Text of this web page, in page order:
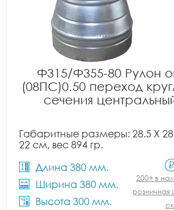
Ф315/Ф355-80 Рулон
(08ПС)0.50 переход
сечения
Габаритные размеры: 28.5 X
22 см, вес 894 гр.
Длина 380 мм.
Ширина 380 мм.
Высота 300 мм.
200+ в
розничная